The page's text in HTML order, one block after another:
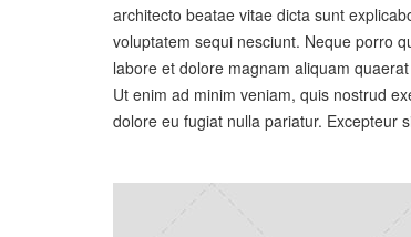
architecto beatae vitae dicta sunt
voluptatem sequi nesciunt. Neque porro
labore et dolore magnam aliquam
Ut enim ad minim veniam, quis nostrud
dolore eu fugiat nulla pariatur. Excepteur